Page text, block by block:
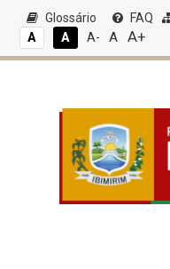
Glossário FAQ
A
A A- A A+